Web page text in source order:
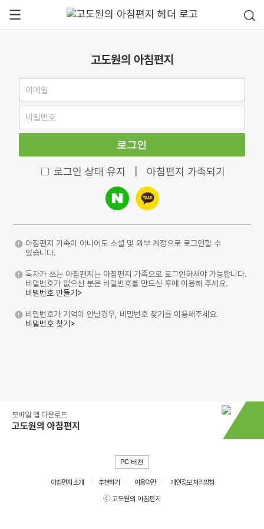
고도원의 아침편지
로그인
로그인 상태 유지 아침편지 가족되기
아침편지 가족이 아니어도 소셜 및 외부 계정으로 로그인할 수
있습니다.
독자가 쓰는 아침편지는 아침편지 가족으로 로그인하셔야 가능합니다.
비밀번호가 없으신 분은 비밀번호를 만드신 후에 이용해 주세요.
비밀번호 만들기>
비밀번호가 기억이 안날경우, 비밀번호 찾기를 이용해주세요.
비밀번호 찾기>
모바일 앱 다운로드
고도원의 아침편지
PC 버전
아침편지 소개 추천하기 이용약관
개인정보 처리방침
ⓒ 고도원의 아침편지